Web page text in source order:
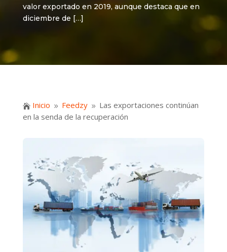
valor exportado en 2019, aunque destaca que en
diciembre de […]
 Inicio 9 Feedzy 9 Las exportaciones continúan
en la senda de la recuperación